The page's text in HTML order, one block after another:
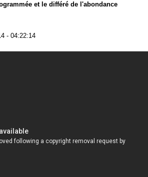
et le différé de l'abondance
- 04:22:14